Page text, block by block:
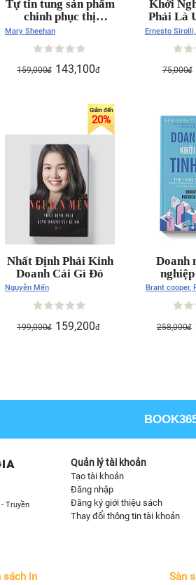
Tự tin tung sản phẩm
chinh phục thị
trường
Mary Sheehan
159,000đ 143,100đ
Khởi
Phải Là
Ernesto Sirolli,
75,000đ
20%
Nhất Định Phải Kinh
Doanh Cái Gì Đó
Nguyễn Mến
199,000đ 159,200đ
Doanh
Brant cooper,
258,000đ
Truyền
Quản lý tài khoản
Tạo tài khoản
Đăng nhập
Đăng ký giới thiệu sách
Thay đổi thông tin tài khoản
sách in Sàn